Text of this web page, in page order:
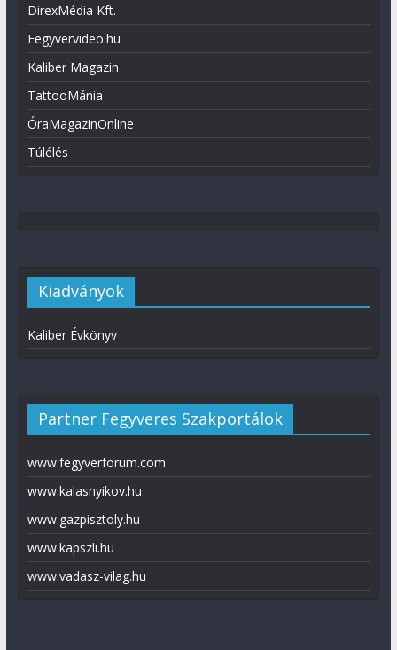
DirexMédia Kft.
Fegyvervideo.hu
Kaliber Magazin
TattooMánia
ÓraMagazinOnline
Túlélés
Kiadványok
Kaliber Évkönyv
Partner Fegyveres Szakportálok
www.fegyverforum.com
www.kalasnyikov.hu
www.gazpisztoly.hu
www.kapszli.hu
www.vadasz-vilag.hu